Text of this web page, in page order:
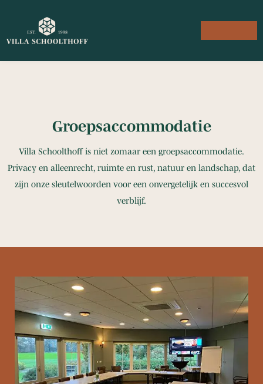
Groepsaccommodatie
Villa Schoolthoff is niet zomaar een groepsaccommodatie.
Privacy en alleenrecht, ruimte en rust, natuur en landschap, dat
zijn onze sleutelwoorden voor een onvergetelijk en succesvol
verblijf.